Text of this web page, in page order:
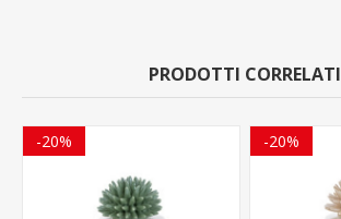
PRODOTTI CORRELATI
-20% -20%